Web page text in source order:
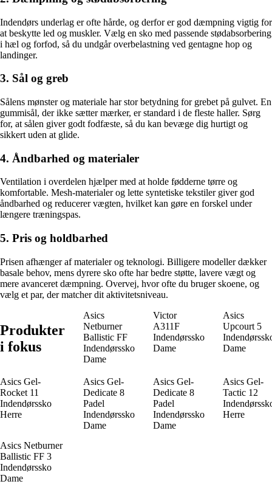
Indendørs underlag er ofte hårde, og derfor er god dæmpning vigtig for
at beskytte led og muskler. Vælg en sko med passende stødabsorbering
i hæl og forfod, så du undgår overbelastning ved gentagne hop og
landinger.
3. Sål og greb
Sålens mønster og materiale har stor betydning for grebet på gulvet. En
gummisål, der ikke sætter mærker, er standard i de fleste haller. Sørg
for, at sålen giver godt fodfæste, så du kan bevæge dig hurtigt og
sikkert uden at glide.
4. Åndbarhed og materialer
Ventilation i overdelen hjælper med at holde fødderne tørre og
komfortable. Mesh-materialer og lette syntetiske tekstiler giver god
åndbarhed og reducerer vægten, hvilket kan gøre en forskel under
længere træningspas.
5. Pris og holdbarhed
Prisen afhænger af materialer og teknologi. Billigere modeller dækker
basale behov, mens dyrere sko ofte har bedre støtte, lavere vægt og
mere avanceret dæmpning. Overvej, hvor ofte du bruger skoene, og
vælg et par, der matcher dit aktivitetsniveau.
Produkter
i fokus
Asics
Netburner
Ballistic FF
Indendørssko
Dame
Victor
A311F
Indendørssko
Dame
Asics
Upcourt 5
Dame
Asics Gel-
Rocket 11
Indendørssko
Herre
Asics Gel-
Dedicate 8
Padel
Indendørssko
Dame
Asics Gel-
Dedicate 8
Padel
Indendørssko
Dame
Asics Gel-
Tactic 12
Herre
Asics Netburner
Ballistic FF 3
Indendørssko
Dame